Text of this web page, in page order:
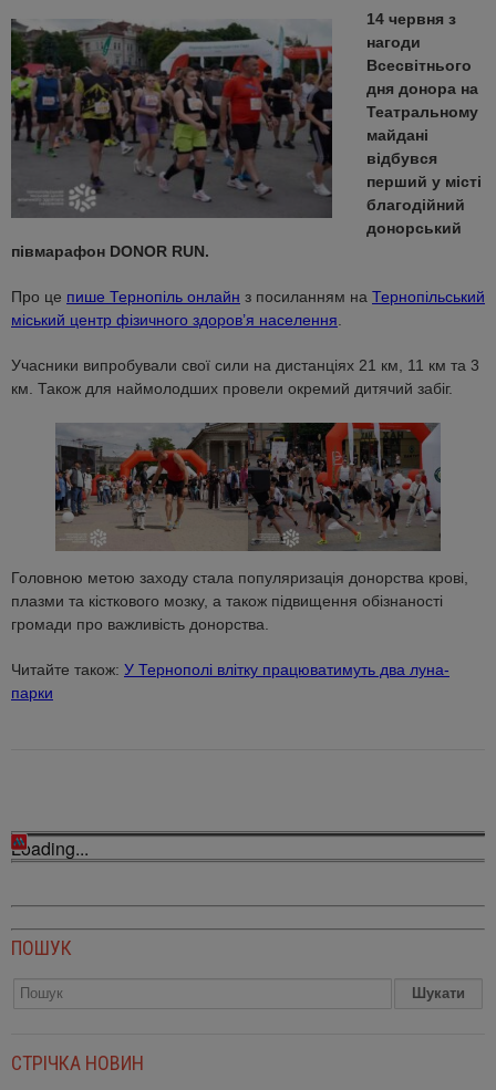
14 червня з
нагоди
Всесвітнього
дня донора на
Театральному
майдані
відбувся
перший у місті
благодійний
донорський
півмарафон DONOR RUN.
Про це пише Тернопіль онлайн з посиланням на Тернопільський
міський центр фізичного здоров’я населення
Учасники випробували свої сили на дистанціях 21 км, 11 км та 3
км. Також для наймолодших провели окремий дитячий забіг.
Головною метою заходу стала популяризація донорства крові,
плазми та кісткового мозку, а також підвищення обізнаності
громади про важливість донорства.
Читайте також: У Тернополі влітку працюватимуть два луна-
парки
Loading...
ПОШУК
СТРІЧКА НОВИН